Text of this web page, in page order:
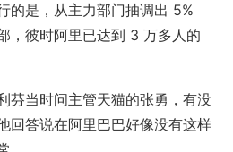
的是，从主力部门抽调出 5%
，彼时阿里已达到 3 万多人的
芬当时问主管天猫的张勇，有没
回答说在阿里巴巴好像没有这样